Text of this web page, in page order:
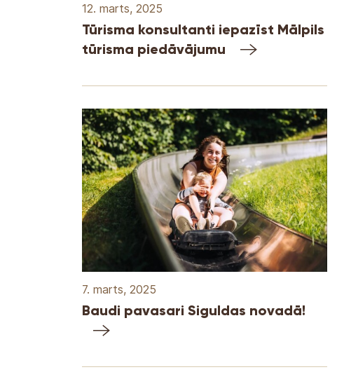
12. marts, 2025
Tūrisma konsultanti iepazīst Mālpils
tūrisma piedāvājumu
7. marts, 2025
Baudi pavasari Siguldas novadā!